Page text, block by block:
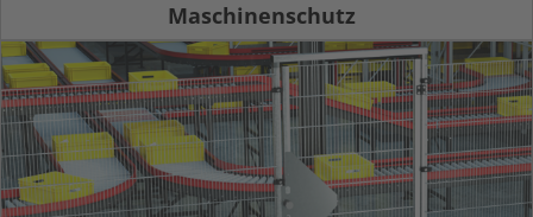
Maschinenschutz